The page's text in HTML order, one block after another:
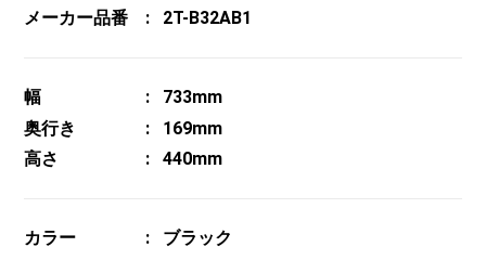
メーカー品番
2T-B32AB1
幅
733mm
奥行き
169mm
高さ
440mm
カラー ブラック